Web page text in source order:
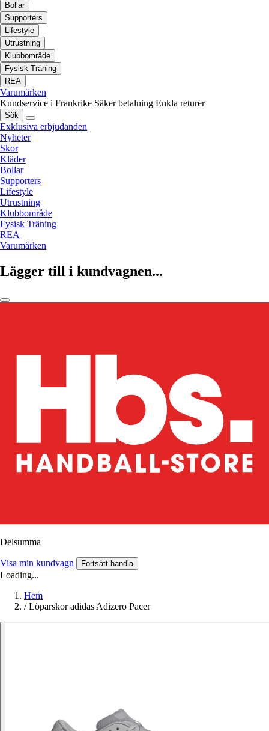
Bollar
Supporters
Lifestyle
Utrustning
Klubbområde
Fysisk Träning
REA
Varumärken
Kundservice i Frankrike Säker betalning Enkla returer
Sök
Exklusiva erbjudanden
Nyheter
Skor
Kläder
Bollar
Supporters
Lifestyle
Utrustning
Klubbområde
Fysisk Träning
REA
Varumärken
Lägger till i kundvagnen...
Delsumma
Visa min kundvagn Fortsätt handla
Loading...
Hem
/ Löparskor adidas Adizero Pacer